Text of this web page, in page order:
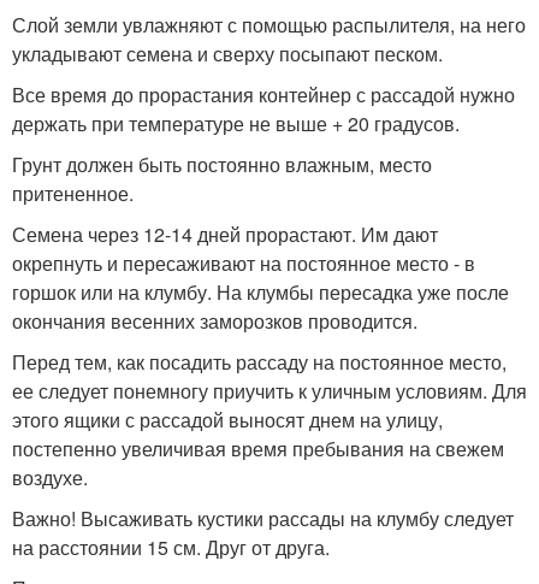
Слой земли увлажняют с помощью распылителя, на него
укладывают семена и сверху посыпают песком.
Все время до прорастания контейнер с рассадой нужно
держать при температуре не выше + 20 градусов.
Грунт должен быть постоянно влажным, место
притененное.
Семена через 12-14 дней прорастают. Им дают
окрепнуть и пересаживают на постоянное место - в
горшок или на клумбу. На клумбы пересадка уже после
окончания весенних заморозков проводится.
Перед тем, как посадить рассаду на постоянное место,
ее следует понемногу приучить к уличным условиям. Для
этого ящики с рассадой выносят днем на улицу,
постепенно увеличивая время пребывания на свежем
воздухе.
Важно! Высаживать кустики рассады на клумбу следует
на расстоянии 15 см. Друг от друга.